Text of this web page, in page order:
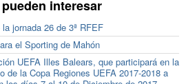
interesar
jornada 26 de 3ª RFEF
el Sporting de Mahón
UEFA Illes Balears, que participará en la
de la Copa Regiones UEFA 2017-2018 a